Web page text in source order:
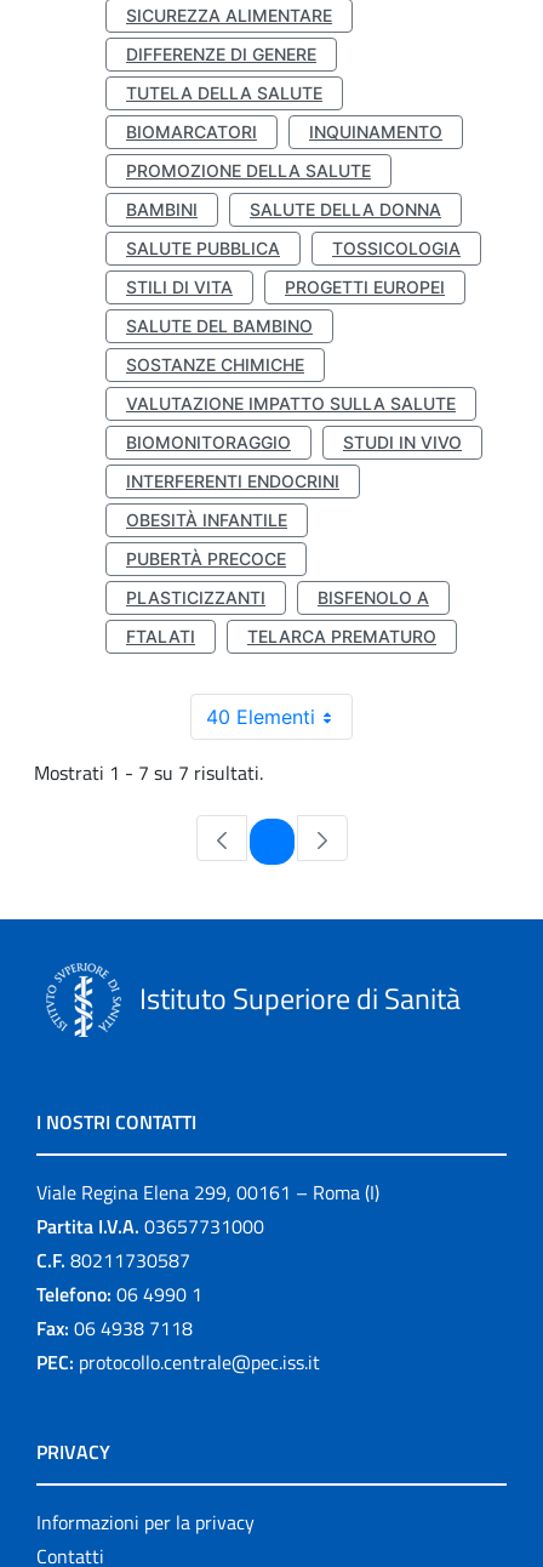
SICUREZZA ALIMENTARE
DIFFERENZE DI GENERE
TUTELA DELLA SALUTE
BIOMARCATORI
INQUINAMENTO
PROMOZIONE DELLA SALUTE
BAMBINI
SALUTE DELLA DONNA
SALUTE PUBBLICA
TOSSICOLOGIA
STILI DI VITA
PROGETTI EUROPEI
SALUTE DEL BAMBINO
SOSTANZE CHIMICHE
VALUTAZIONE IMPATTO SULLA SALUTE
BIOMONITORAGGIO
STUDI IN VIVO
INTERFERENTI ENDOCRINI
OBESITÀ INFANTILE
PUBERTÀ PRECOCE
PLASTICIZZANTI
BISFENOLO A
FTALATI
TELARCA PREMATURO
40 Elementi
Mostrati 1 - 7 su 7 risultati.
Pagina
Istituto Superiore di Sanità
I NOSTRI CONTATTI
Viale Regina Elena 299, 00161 – Roma (I)
Partita I.V.A. 03657731000
C.F. 80211730587
Telefono: 06 4990 1
Fax: 06 4938 7118
PEC: protocollo.centrale@pec.iss.it
PRIVACY
Informazioni per la privacy
Contatti